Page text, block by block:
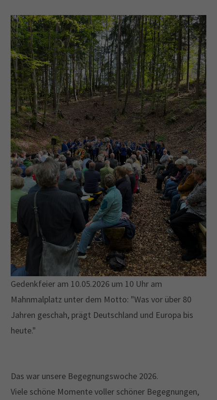
Gedenkfeier am 10.05.2026 um 10 Uhr am
Mahnmalplatz unter dem Motto: "Was vor über 80
Jahren geschah, prägt Deutschland und Europa bis
heute."
Das war unsere Begegnungswoche 2026.
Viele schöne Momente voller schöner Begegnungen,